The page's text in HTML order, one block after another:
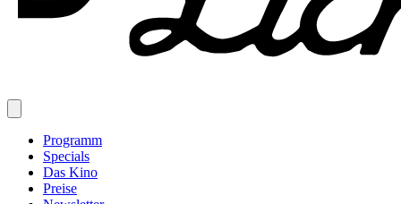
Programm
Specials
Das Kino
Preise